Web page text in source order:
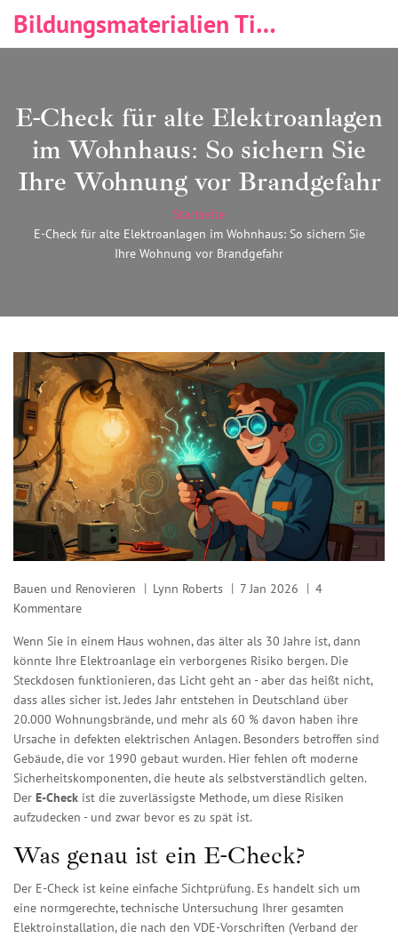
Bildungsmaterialien Tischlerei & Immobilien
E-Check für alte Elektroanlagen
im Wohnhaus: So sichern Sie
Ihre Wohnung vor Brandgefahr
Startseite
E-Check für alte Elektroanlagen im Wohnhaus: So sichern Sie
Ihre Wohnung vor Brandgefahr
Bauen und Renovieren Lynn Roberts 7 Jan 2026
4
Kommentare
Wenn Sie in einem Haus wohnen, das älter als 30 Jahre ist, dann
könnte Ihre Elektroanlage ein verborgenes Risiko bergen. Die
Steckdosen funktionieren, das Licht geht an - aber das heißt nicht,
dass alles sicher ist. Jedes Jahr entstehen in Deutschland über
20.000 Wohnungsbrände, und mehr als 60 % davon haben ihre
Ursache in defekten elektrischen Anlagen. Besonders betroffen sind
Gebäude, die vor 1990 gebaut wurden. Hier fehlen oft moderne
Sicherheitskomponenten, die heute als selbstverständlich gelten.
Der E-Check ist die zuverlässigste Methode, um diese Risiken
aufzudecken - und zwar bevor es zu spät ist.
Was genau ist ein E-Check?
Der E-Check ist keine einfache Sichtprüfung. Es handelt sich um
eine normgerechte, technische Untersuchung Ihrer gesamten
Elektroinstallation, die nach den VDE-Vorschriften (Verband der